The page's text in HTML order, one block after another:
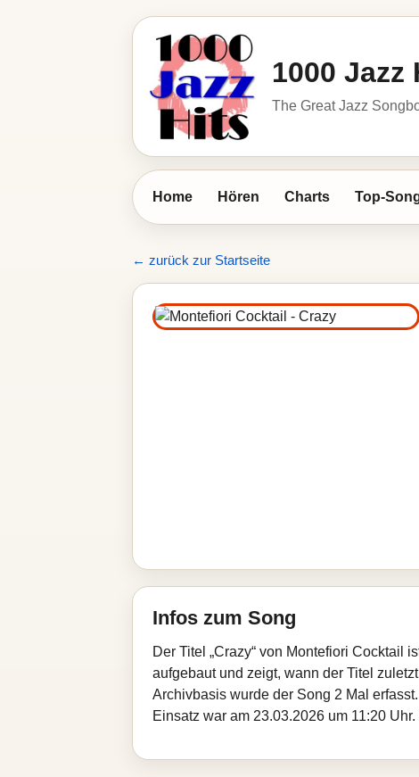
1000 Jazz
The Great Jazz
Home Hören Charts Top-
← zurück zur Startseite
Infos zum Song
Der Titel „Crazy“ von Montefiori Cocktail
aufgebaut und zeigt, wann der Titel
Archivbasis wurde der Song 2 Mal
Einsatz war am 23.03.2026 um 11:20